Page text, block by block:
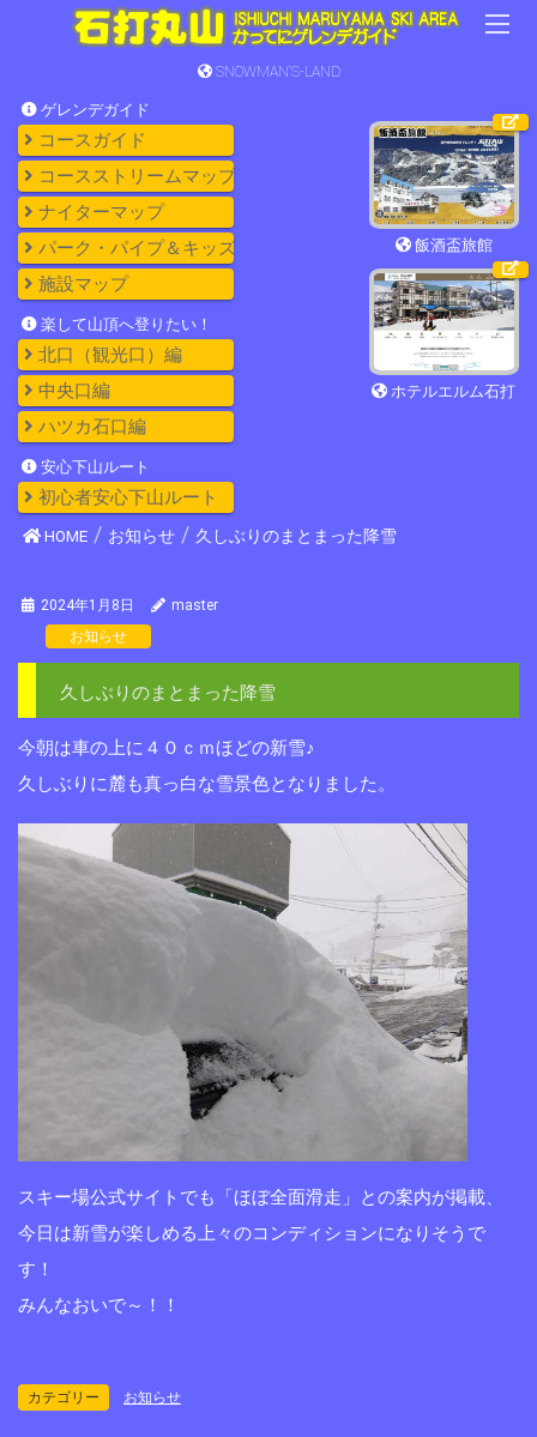
SNOWMAN'S-LAND
ゲレンデガイド
コースガイド
コースストリームマップ
ナイターマップ
パーク・パイプ＆キッズ
施設マップ
楽して山頂へ登りたい！
北口（観光口）編
中央口編
ハツカ石口編
安心下山ルート
初心者安心下山ルート
飯酒盃旅館
ホテルエルム石打
HOME お知らせ 久しぶりのまとまった降雪
2024年1月8日
master
お知らせ
久しぶりのまとまった降雪
今朝は車の上に４０ｃｍほどの新雪♪
久しぶりに麓も真っ白な雪景色となりました。
スキー場公式サイトでも「ほぼ全面滑走」との案内が掲載、
今日は新雪が楽しめる上々のコンディションになりそうで
す！
みんなおいで～！！
カテゴリー お知らせ